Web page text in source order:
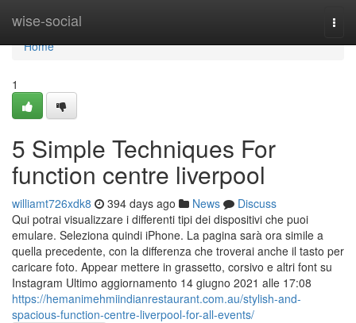
wise-social
Home
Home
1
5 Simple Techniques For
function centre liverpool
williamt726xdk8 394 days ago News
Discuss
Qui potrai visualizzare i differenti tipi dei dispositivi che puoi
emulare. Seleziona quindi iPhone. La pagina sarà ora simile a
quella precedente, con la differenza che troverai anche il tasto per
caricare foto. Appear mettere in grassetto, corsivo e altri font su
Instagram Ultimo aggiornamento 14 giugno 2021 alle 17:08
https://hemanimehmiindianrestaurant.com.au/stylish-and-
spacious-function-centre-liverpool-for-all-events/